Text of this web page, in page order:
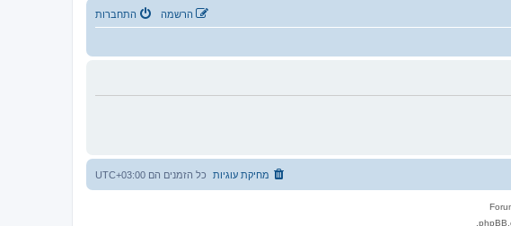
התחברות הרשמה
כל הזמנים הם UTC+03:00 מחיקת עוגיות